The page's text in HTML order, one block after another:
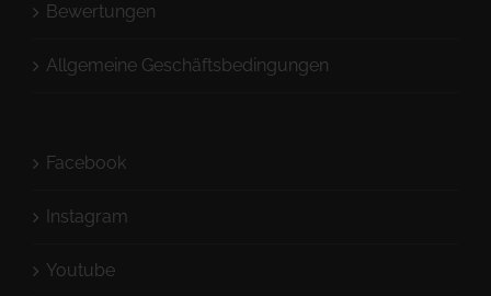
Bewertungen
Allgemeine Geschäftsbedingungen
Facebook
Instagram
Youtube